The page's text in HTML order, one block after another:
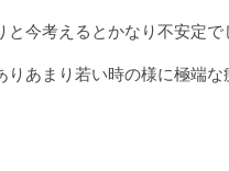
と今考えるとかなり不安定
あまり若い時の様に極端な